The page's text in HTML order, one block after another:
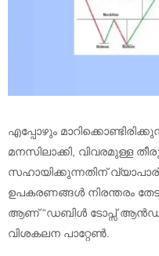
എപ്പോഴും
മനസിലാക്കി, വിവരമുള്ള
സഹായിക്കുന്നതിന്
ഉപകരണങ്ങൾ നിരന്തരം
ആണ് “ഡബിൾ ടോപ്സ് ആൻഡ്
വിശകലന പാറ്റേൺ.